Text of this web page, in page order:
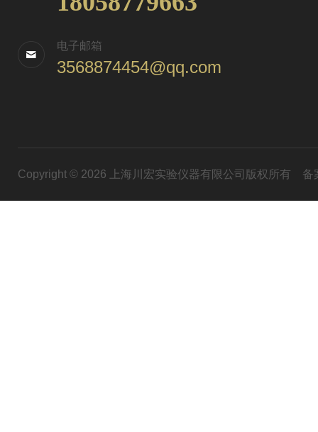
电子邮箱
3568874454@qq.com
Copyright © 2026 上海川宏实验仪器有限公司版权所有 备